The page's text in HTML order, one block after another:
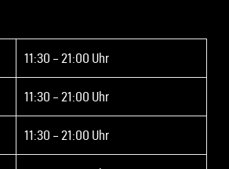
11:30 – 21:00 Uhr
11:30 – 21:00 Uhr
11:30 – 21:00 Uhr